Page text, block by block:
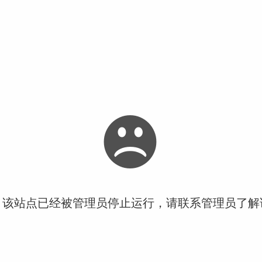
站点已经被管理员停止运行，请联系管理员了